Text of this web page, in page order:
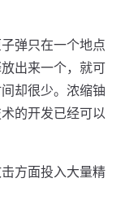
弹只在一个地点
出来一个，就可
却很少。浓缩铀
的开发已经可以
方面投入大量精